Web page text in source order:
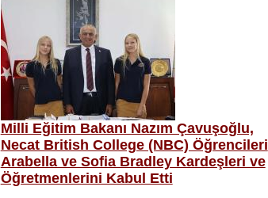
Milli Eğitim Bakanı Nazım Çavuşoğlu,
Necat British College (NBC) Öğrencileri
Arabella ve Sofia Bradley Kardeşleri ve
Öğretmenlerini Kabul Etti